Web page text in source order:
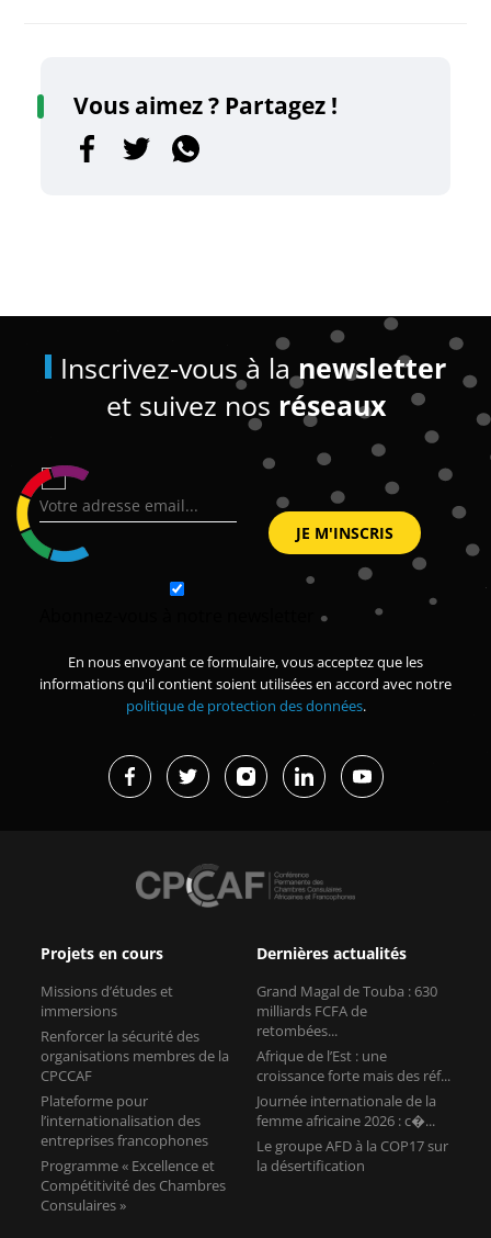
Vous aimez ? Partagez !
Inscrivez-vous à lanewsletter
et suivez nos réseaux
En nous envoyant ce formulaire, vous acceptez que les
informations qu'il contient soient utilisées en accord avec notre
politique de protection des données.
Projets en cours
Missions d’études et
immersions
Renforcer la sécurité des
organisations membres de la
CPCCAF
Plateforme pour
l’internationalisation des
entreprises francophones
Programme « Excellence et
Compétitivité des Chambres
Consulaires »
Dernières actualités
Grand Magal de Touba : 630
milliards FCFA de
retombées...
Afrique de l’Est : une
croissance forte mais des réf...
Journée internationale de la
femme africaine 2026 : c�...
Le groupe AFD à la COP17 sur
la désertification